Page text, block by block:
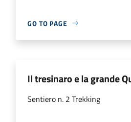
GO TO PAGE
Il tresinaro e la grande
Sentiero n. 2 Trekking